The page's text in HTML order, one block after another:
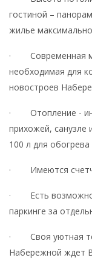
гостиной –
жилье
· Современная
необходимая для
новостроев
· Отопление -
прихожей, санузле
100 л для
· Имеются
· Есть
паркинге за
· Своя уютная
Набережной ждет